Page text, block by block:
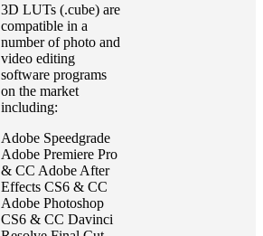
3D LUTs (.cube) are
compatible in a
number of photo and
video editing
software programs
on the market
including:
Adobe Speedgrade
Adobe Premiere Pro
& CC Adobe After
Effects CS6 & CC
Adobe Photoshop
CS6 & CC Davinci